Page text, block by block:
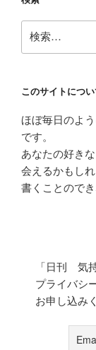
索:
このサイトについ
ほぼ毎日のよ
です。
あなたの好き
会えるかもしれ
書くことので
「日刊 気
プライバシ
お申し込み